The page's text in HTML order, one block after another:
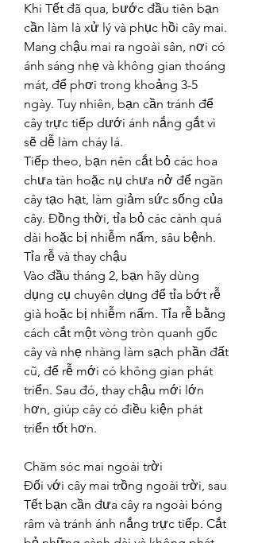
Khi Tết đã qua, bước đầu tiên bạn
cần làm là xử lý và phục hồi cây mai.
Mang chậu mai ra ngoài sân, nơi có
ánh sáng nhẹ và không gian thoáng
mát, để phơi trong khoảng 3-5
ngày. Tuy nhiên, bạn cần tránh để
cây trực tiếp dưới ánh nắng gắt vì
sẽ dễ làm cháy lá.
Tiếp theo, bạn nên cắt bỏ các hoa
chưa tàn hoặc nụ chưa nở để ngăn
cây tạo hạt, làm giảm sức sống của
cây. Đồng thời, tỉa bỏ các cành quá
dài hoặc bị nhiễm nấm, sâu bệnh.
Tỉa rễ và thay chậu
Vào đầu tháng 2, bạn hãy dùng
dụng cụ chuyên dụng để tỉa bớt rễ
già hoặc bị nhiễm nấm. Tỉa rễ bằng
cách cắt một vòng tròn quanh gốc
cây và nhẹ nhàng làm sạch phần đất
cũ, để rễ mới có không gian phát
triển. Sau đó, thay chậu mới lớn
hơn, giúp cây có điều kiện phát
triển tốt hơn.
Chăm sóc mai ngoài trời
Đối với cây mai trồng ngoài trời, sau
Tết bạn cần đưa cây ra ngoài bóng
râm và tránh ánh nắng trực tiếp. Cắt